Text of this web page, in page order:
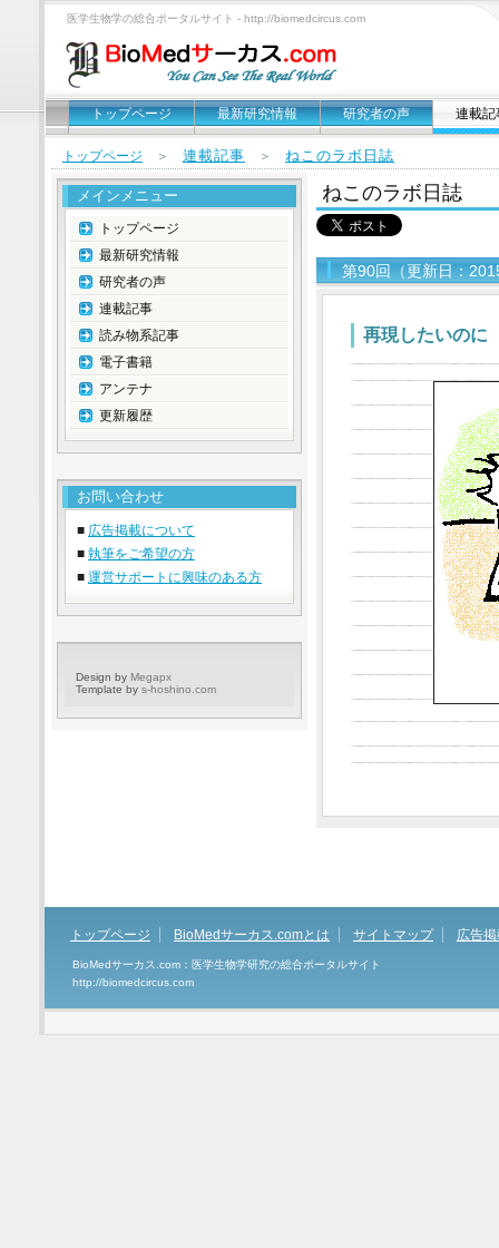
医学生物学の総合ポータルサイト - http://biomedcircus.com
トップページ 最新研究情報 研究者の声 連載記
トップページ ＞ 連載記事 ＞ ねこのラボ日誌
ねこのラボ日誌
第90回（更新日：
再現したいのに
メインメニュー
トップページ
最新研究情報
研究者の声
連載記事
読み物系記事
電子書籍
アンテナ
更新履歴
お問い合わせ
■ 広告掲載について
■ 執筆をご希望の方
■ 運営サポートに興味のある方
Design by Megapx
Template by s-hoshino.com
トップページ BioMedサーカス.comとは サイトマップ 広告
BioMedサーカス.com：医学生物学研究の総合ポータルサイト
http://biomedcircus.com